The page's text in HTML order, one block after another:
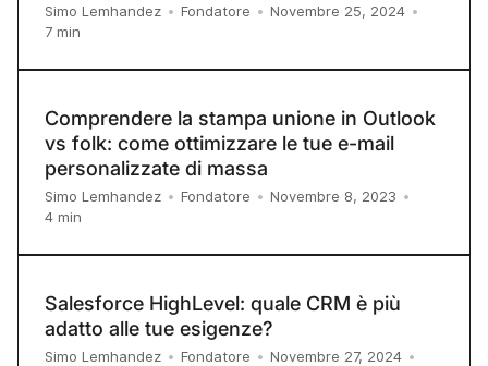
Simo Lemhandez • Fondatore • Novembre 25, 2024 •
7 min
Comprendere la stampa unione in Outlook
vs folk: come ottimizzare le tue e-mail
personalizzate di massa
Simo Lemhandez • Fondatore • Novembre 8, 2023 •
4 min
Salesforce HighLevel: quale CRM è più
adatto alle tue esigenze?
Simo Lemhandez • Fondatore • Novembre 27, 2024 •